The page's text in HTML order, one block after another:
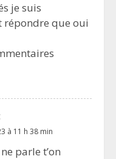
je suis
répondre que oui
à 11 h 38 min
parle t’on